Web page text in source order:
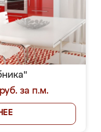
за п.м.